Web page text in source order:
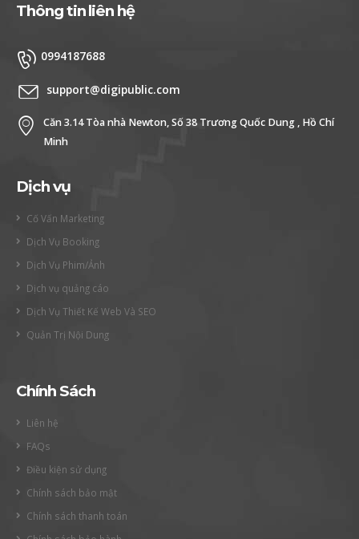
Thông tin liên hệ
0994187688
support@digipublic.com
Căn 3.14 Tòa nhà Newton, Số 38 Trương Quốc Dung , Hồ Chí
Minh
Dịch vụ
Cố Vấn Marketing
Dịch Vụ Booking
Dịch Vụ Phim/Ảnh
Dịch vụ quảng cáo
Dịch Vụ Thiết Kế Web Và SEO
Quản Trị Nội Dung
Chính Sách
Liên hệ
FAQs
Điều kiện sử dụng
Chính sách bảo mật
Chính sách thanh toán